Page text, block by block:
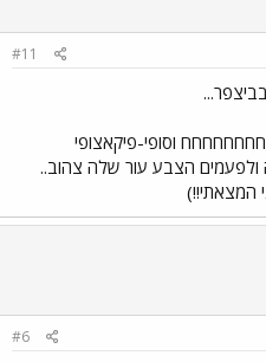
#11
וסופי-פיקאצופי
הצבע עור שלה צהוב..
המצאתי!!)
#6